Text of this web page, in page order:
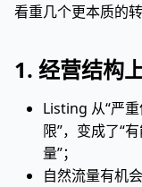
看重几个更本质的转
1. 经营结构
Listing 从“严
限”，变成了“
量”；
自然流量有机